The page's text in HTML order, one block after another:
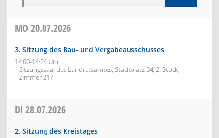
MO 20.07.2026
3. Sitzung des Bau- und Vergabeausschusses
14:00-14:24 Uhr
Sitzungssaal des Landratsamtes, Stadtplatz 34, 2. Stock,
Zimmer 217
DI 28.07.2026
2. Sitzung des Kreistages